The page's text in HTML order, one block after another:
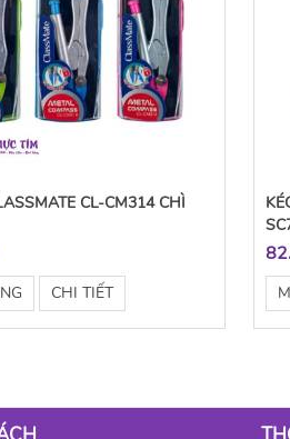
CL-CM314 CHÌ
CHI TIẾT